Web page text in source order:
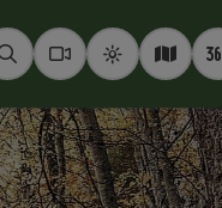
SuchenWebcams
Wetter